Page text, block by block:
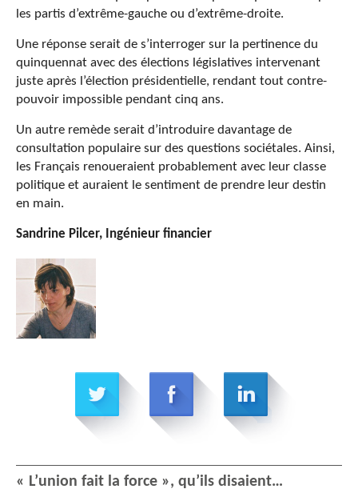
les partis d’extrême-gauche ou d’extrême-droite.
Une réponse serait de s’interroger sur la pertinence du
quinquennat avec des élections législatives intervenant
juste après l’élection présidentielle, rendant tout contre-
pouvoir impossible pendant cinq ans.
Un autre remède serait d’introduire davantage de
consultation populaire sur des questions sociétales. Ainsi,
les Français renoueraient probablement avec leur classe
politique et auraient le sentiment de prendre leur destin
en main.
Sandrine Pilcer, Ingénieur financier
« L’union fait la force », qu’ils disaient…